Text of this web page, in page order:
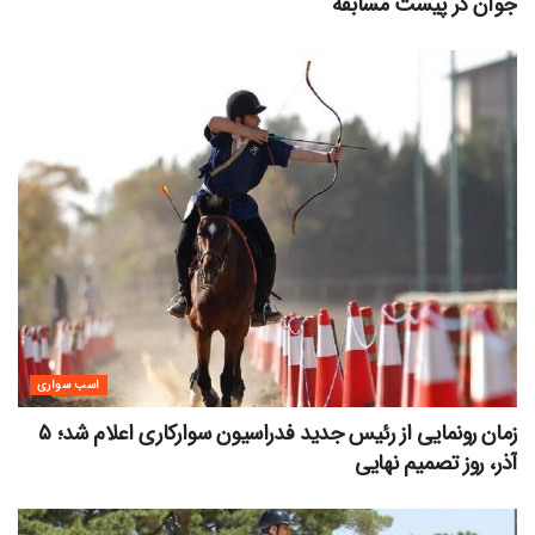
اسب سواری
زمان رونمایی از رئیس جدید فدراسیون سوارکاری اعلام شد؛ ۵
آذر، روز تصمیم نهایی